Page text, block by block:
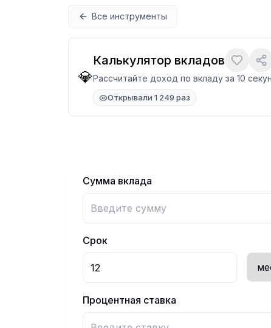
Все инструменты
💎
Калькулятор вкладов
Рассчитайте доход по вкладу за 10
Открывали 1 249 раз
Сумма вклада
Срок
Процентная ставка